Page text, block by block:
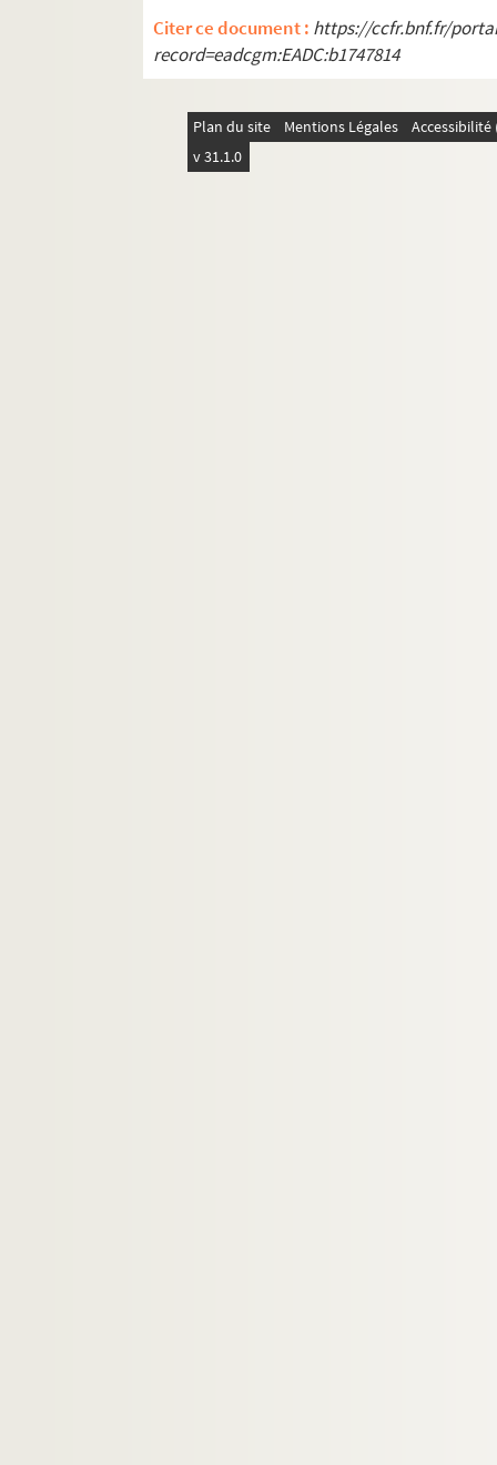
Citer ce document : https://ccfr.bnf.fr/
record=eadcgm:EADC:b1747814
Plan du site Mentions Légales
v 31.1.0